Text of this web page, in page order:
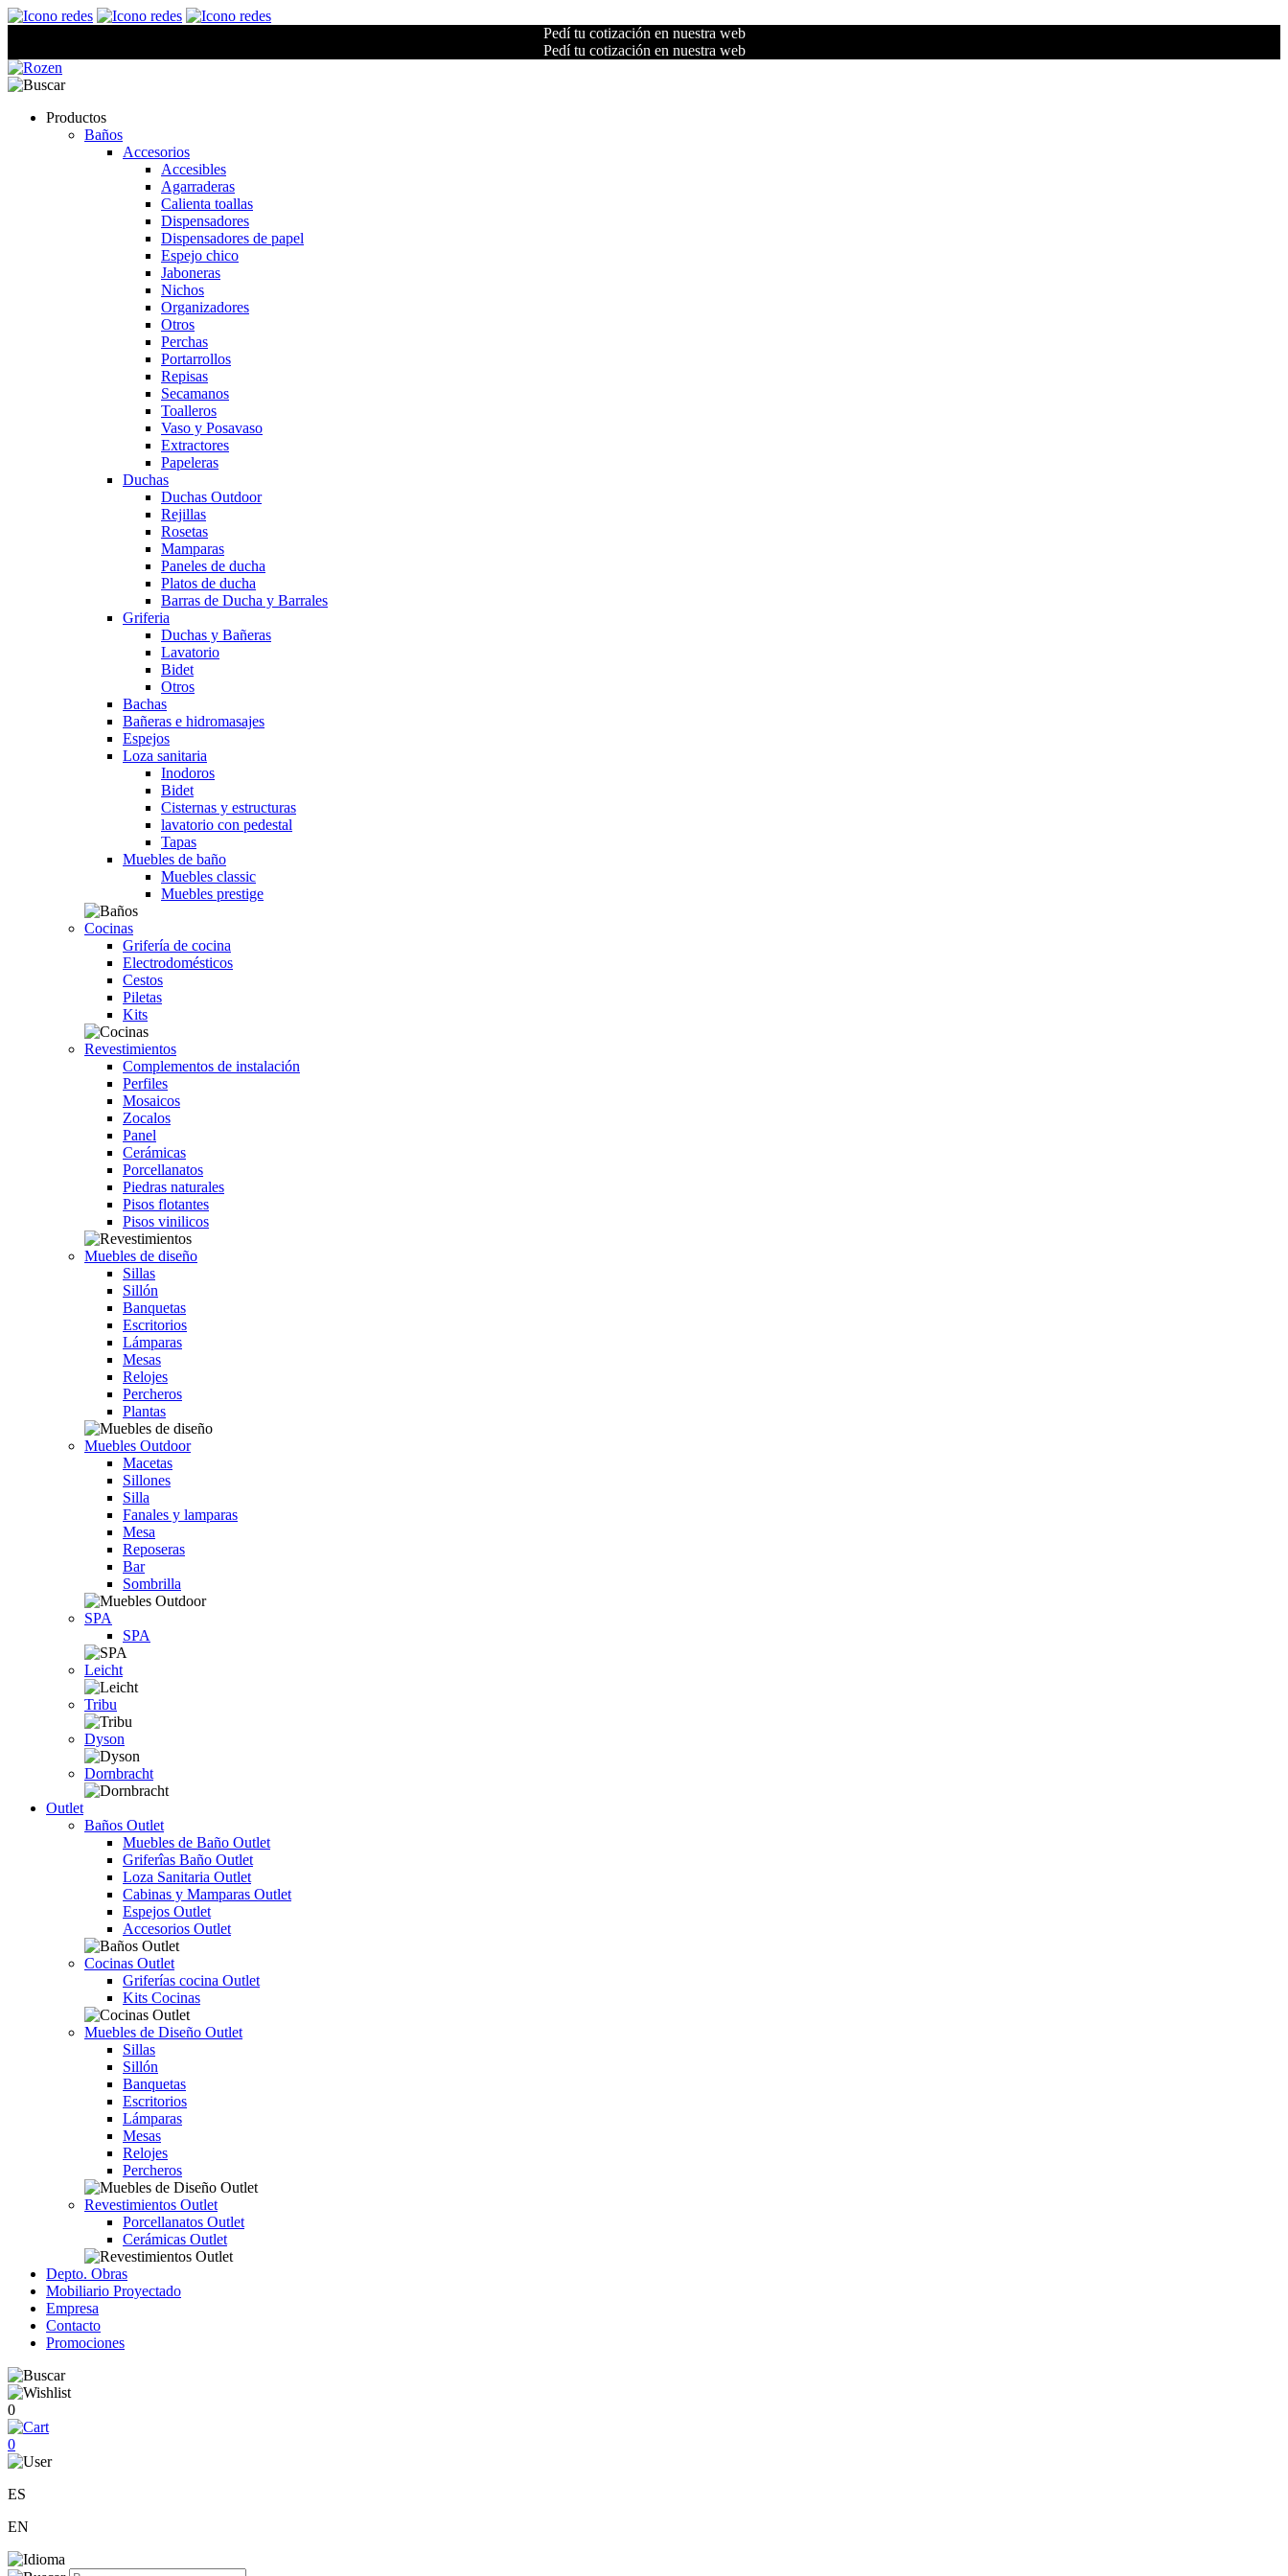
Pedí tu cotización en nuestra web
Pedí tu cotización en nuestra web
Productos
Baños
Accesorios
Accesibles
Agarraderas
Calienta toallas
Dispensadores
Dispensadores de papel
Espejo chico
Jaboneras
Nichos
Organizadores
Otros
Perchas
Portarrollos
Repisas
Secamanos
Toalleros
Vaso y Posavaso
Extractores
Papeleras
Duchas
Duchas Outdoor
Rejillas
Rosetas
Mamparas
Paneles de ducha
Platos de ducha
Barras de Ducha y Barrales
Griferia
Duchas y Bañeras
Lavatorio
Bidet
Otros
Bachas
Bañeras e hidromasajes
Espejos
Loza sanitaria
Inodoros
Bidet
Cisternas y estructuras
lavatorio con pedestal
Tapas
Muebles de baño
Muebles classic
Muebles prestige
Cocinas
Grifería de cocina
Electrodomésticos
Cestos
Piletas
Kits
Revestimientos
Complementos de instalación
Perfiles
Mosaicos
Zocalos
Panel
Cerámicas
Porcellanatos
Piedras naturales
Pisos flotantes
Pisos vinilicos
Muebles de diseño
Sillas
Sillón
Banquetas
Escritorios
Lámparas
Mesas
Relojes
Percheros
Plantas
Muebles Outdoor
Macetas
Sillones
Silla
Fanales y lamparas
Mesa
Reposeras
Bar
Sombrilla
SPA
SPA
Leicht
Tribu
Dyson
Dornbracht
Outlet
Baños Outlet
Muebles de Baño Outlet
Griferîas Baño Outlet
Loza Sanitaria Outlet
Cabinas y Mamparas Outlet
Espejos Outlet
Accesorios Outlet
Cocinas Outlet
Griferías cocina Outlet
Kits Cocinas
Muebles de Diseño Outlet
Sillas
Sillón
Banquetas
Escritorios
Lámparas
Mesas
Relojes
Percheros
Revestimientos Outlet
Porcellanatos Outlet
Cerámicas Outlet
Depto. Obras
Mobiliario Proyectado
Empresa
Contacto
Promociones
0
0
ES
EN